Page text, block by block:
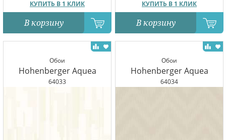
КУПИТЬ В 1 КЛИК
В корзину
КУПИТЬ В 1 КЛИК
В корзину
Обои
Hohenberger Aquea
64033
Обои
Hohenberger Aquea
64034